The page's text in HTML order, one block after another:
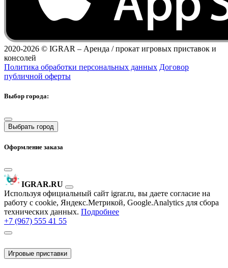
2020-2026 © IGRAR – Аренда / прокат игровых приставок и
консолей
Политика обработки персональных данных Договор
публичной оферты
Выбор города:
Выбрать город
Оформление заказа
IGRAR.RU
Используя официальный сайт igrar.ru, вы даете согласие на
работу с cookie, Яндекс.Метрикой, Google.Analytics для сбора
технических данных. Подробнее
+7 (967) 555 41 55
Игровые приставки